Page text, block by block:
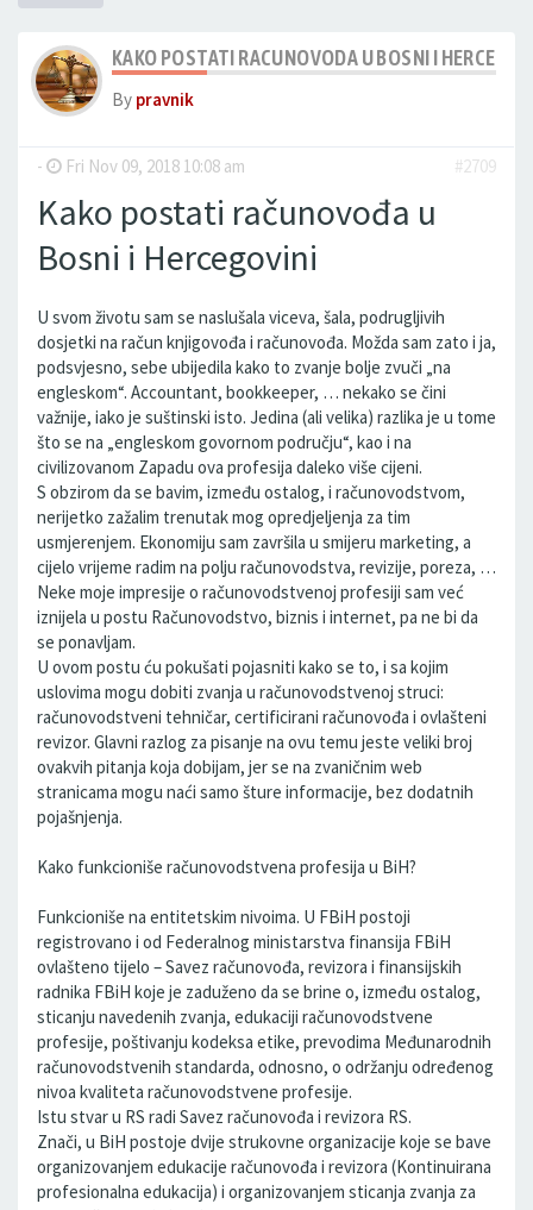
KAKO POSTATI RACUNOVODA U BOSNI I
By pravnik
- Fri Nov 09, 2018 10:08 am #2709
Kako postati računovođa u
Bosni i Hercegovini
U svom životu sam se naslušala viceva, šala, podrugljivih
dosjetki na račun knjigovođa i računovođa. Možda sam zato i ja,
podsvjesno, sebe ubijedila kako to zvanje bolje zvuči „na
engleskom“. Accountant, bookkeeper, … nekako se čini
važnije, iako je suštinski isto. Jedina (ali velika) razlika je u tome
što se na „engleskom govornom području“, kao i na
civilizovanom Zapadu ova profesija daleko više cijeni.
S obzirom da se bavim, između ostalog, i računovodstvom,
nerijetko zažalim trenutak mog opredjeljenja za tim
usmjerenjem. Ekonomiju sam završila u smijeru marketing, a
cijelo vrijeme radim na polju računovodstva, revizije, poreza, …
Neke moje impresije o računovodstvenoj profesiji sam već
iznijela u postu Računovodstvo, biznis i internet, pa ne bi da
se ponavljam.
U ovom postu ću pokušati pojasniti kako se to, i sa kojim
uslovima mogu dobiti zvanja u računovodstvenoj struci:
računovodstveni tehničar, certificirani računovođa i ovlašteni
revizor. Glavni razlog za pisanje na ovu temu jeste veliki broj
ovakvih pitanja koja dobijam, jer se na zvaničnim web
stranicama mogu naći samo šture informacije, bez dodatnih
pojašnjenja.
Kako funkcioniše računovodstvena profesija u BiH?
Funkcioniše na entitetskim nivoima. U FBiH postoji
registrovano i od Federalnog ministarstva finansija FBiH
ovlašteno tijelo – Savez računovođa, revizora i finansijskih
radnika FBiH koje je zaduženo da se brine o, između ostalog,
sticanju navedenih zvanja, edukaciji računovodstvene
profesije, poštivanju kodeksa etike, prevodima Međunarodnih
računovodstvenih standarda, odnosno, o održanju određenog
nivoa kvaliteta računovodstvene profesije.
Istu stvar u RS radi Savez računovođa i revizora RS.
Znači, u BiH postoje dvije strukovne organizacije koje se bave
organizovanjem edukacije računovođa i revizora (Kontinuirana
profesionalna edukacija) i organizovanjem sticanja zvanja za